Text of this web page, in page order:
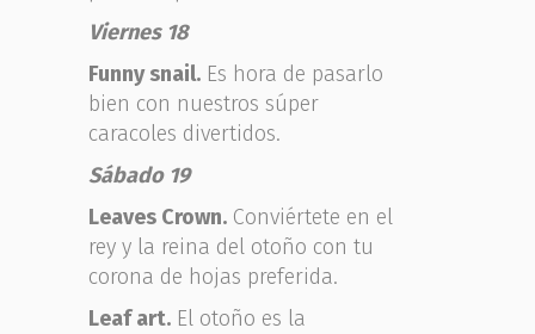
Viernes 18
Funny snail. Es hora de pasarlo
bien con nuestros súper
caracoles divertidos.
Sábado 19
Leaves Crown. Conviértete en el
rey y la reina del otoño con tu
corona de hojas preferida.
Leaf art. El otoño es la